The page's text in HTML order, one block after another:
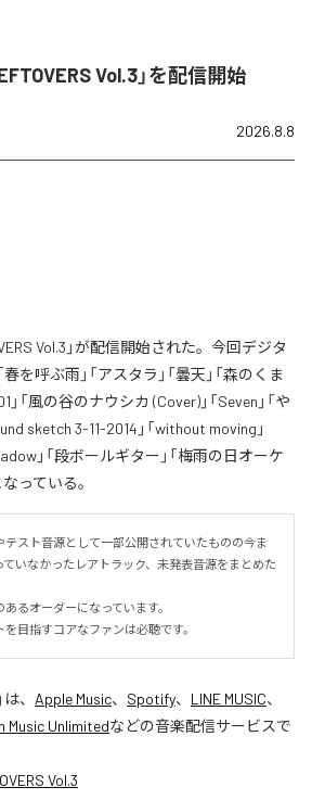
Vol.3」を配信開始
2026.8.8
Vol.3」が配信開始された。今回デジタ
を呼ぶ雨」「アスタラ」「曇天」「森のくま
」「風の谷のナウシカ (Cover)」「Seven」「や
sketch 3-11-2014」「without moving」
」「段ボールギター」「梅雨の日オーケ
っている。
スト音源として一部公開されていたものの今ま
いなかったレアトラック、未発表音源をまとめた
るオーダーになっています。
目指すコアなファンは必聴です。
」は、 Apple Music、 Spotify、 LINE MUSIC、
Music Unlimitedなどの音楽配信サービスで
Vol.3